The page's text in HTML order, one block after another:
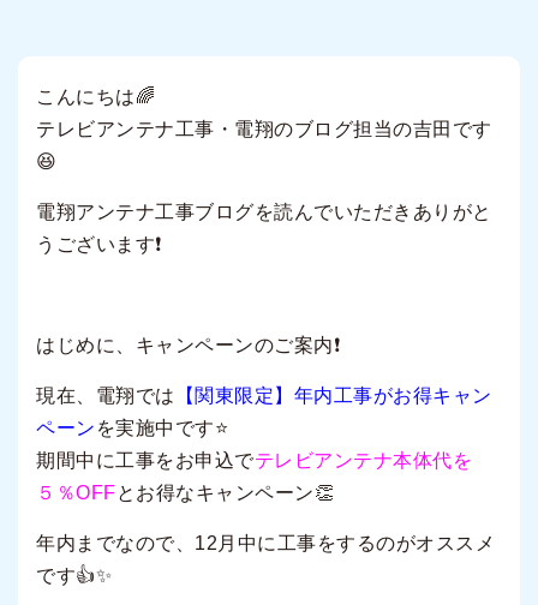
こんにちは🌈
テレビアンテナ工事・電翔のブログ担当の吉田です
😆
電翔アンテナ工事ブログを読んでいただきありがと
うございます❗️
はじめに、キャンペーンのご案内❗️
現在、電翔では 【関東限定】年内工事がお得キャン
ペーン を実施中です⭐️
期間中に工事をお申込でテレビアンテナ本体代を
５％OFFとお得なキャンペーン👏
年内までなので、 12月中に工事をするのがオススメ
です👍✨